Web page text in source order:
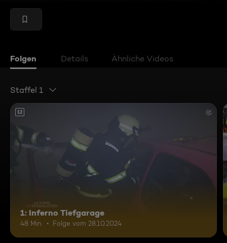
Folgen Details Ähnliche Videos
Staffel 1
12
1: Inferno Tiefgarage
48 Min. Folge vom 28.10.2024